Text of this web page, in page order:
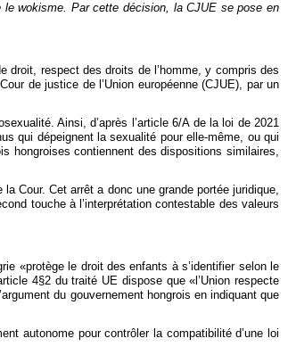
le wokisme. Par cette décision, la CJUE se pose en
droit, respect des droits de l’homme, y compris des
de justice de l’Union européenne (CJUE), par un
Ainsi, d’après l’article 6/A de la loi de 2021
qui dépeignent la sexualité pour elle-même, ou qui
hongroises contiennent des dispositions similaires,
Cour. Cet arrêt a donc une grande portée juridique,
touche à l’interprétation contestable des valeurs
«protège le droit des enfants à s’identifier selon le
4§2 du traité UE dispose que «l’Union respecte
du gouvernement hongrois en indiquant que
autonome pour contrôler la compatibilité d’une loi